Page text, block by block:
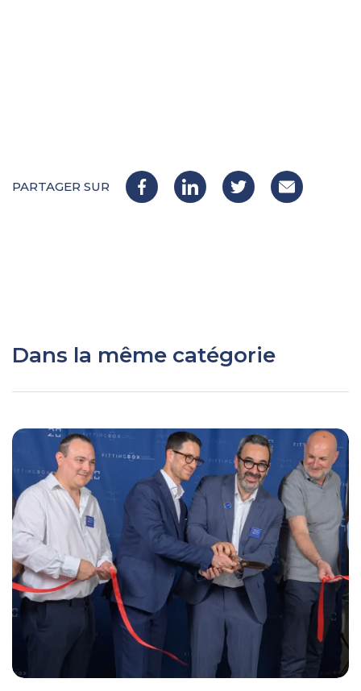
PARTAGER SUR
Dans la même catégorie